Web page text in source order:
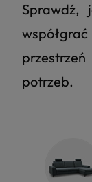
Sprawdź,
potrzeb.